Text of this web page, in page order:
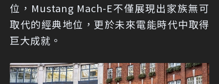
位，Mustang Mach-E不僅展現出家族無可
取代的經典地位，更於未來電能時代中取得
巨大成就。